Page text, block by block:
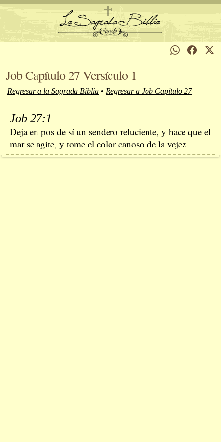
Job Capítulo 27 Versículo 1
Regresar a la Sagrada Biblia • Regresar a Job Capítulo 27
Job 27:1
Deja en pos de sí un sendero reluciente, y hace que el
mar se agite, y tome el color canoso de la vejez.